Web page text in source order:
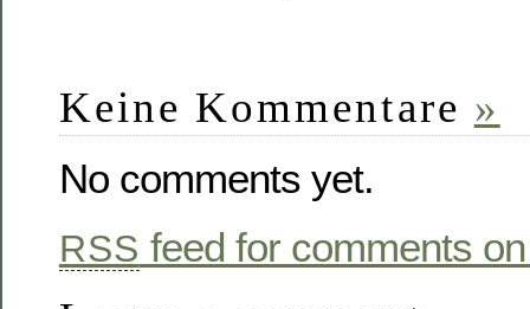
Keine Kommentare »
No comments yet.
RSS feed for comments